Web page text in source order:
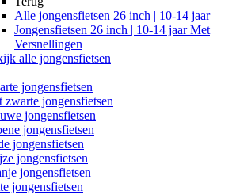
Alle jongensfietsen 26 inch | 10-14 jaar
Jongensfietsen 26 inch | 10-14 jaar Met
Versnellingen
alle jongensfietsen
jongensfietsen
zwarte jongensfietsen
jongensfietsen
jongensfietsen
jongensfietsen
jongensfietsen
jongensfietsen
jongensfietsen